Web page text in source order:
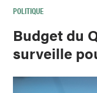
POLITIQUE
Budget du
surveille